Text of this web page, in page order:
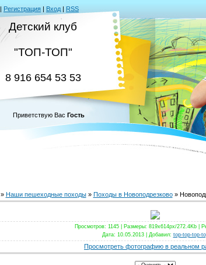
| Регистрация | Вход | RSS
Детский клуб
"ТОП-ТОП"
8 916 654 53 53
Приветствую Вас Гость
» Наши пешеходные походы» Походы в Новоподрезково»
Просмотров: 1145 | Размеры: 819x614px/272.4Kb |
Дата: 10.05.2013 | Добавил: top-top-top-
Просмотреть фотографию в реальном